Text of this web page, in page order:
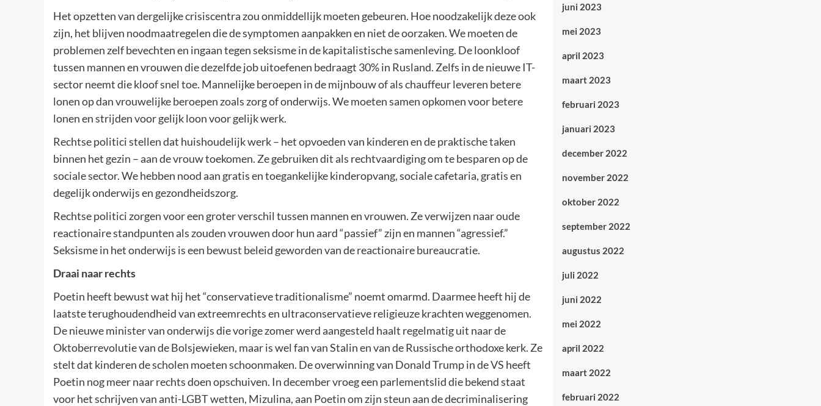
Het opzetten van dergelijke crisiscentra zou onmiddellijk moeten gebeuren. Hoe noodzakelijk deze ook
zijn, het blijven noodmaatregelen die de symptomen aanpakken en niet de oorzaken. We moeten de
problemen zelf bevechten en ingaan tegen seksisme in de kapitalistische samenleving. De loonkloof
tussen mannen en vrouwen die dezelfde job uitoefenen bedraagt 30% in Rusland. Zelfs in de nieuwe IT-
sector neemt die kloof snel toe. Mannelijke beroepen in de mijnbouw of als chauffeur leveren betere
lonen op dan vrouwelijke beroepen zoals zorg of onderwijs. We moeten samen opkomen voor betere
lonen en strijden voor gelijk loon voor gelijk werk.
Rechtse politici stellen dat huishoudelijk werk – het opvoeden van kinderen en de praktische taken
binnen het gezin – aan de vrouw toekomen. Ze gebruiken dit als rechtvaardiging om te besparen op de
sociale sector. We hebben nood aan gratis en toegankelijke kinderopvang, sociale cafetaria, gratis en
degelijk onderwijs en gezondheidszorg.
Rechtse politici zorgen voor een groter verschil tussen mannen en vrouwen. Ze verwijzen naar oude
reactionaire standpunten als zouden vrouwen door hun aard “passief” zijn en mannen “agressief.”
Seksisme in het onderwijs is een bewust beleid geworden van de reactionaire bureaucratie.
Draai naar rechts
Poetin heeft bewust wat hij het “conservatieve traditionalisme” noemt omarmd. Daarmee heeft hij de
laatste terughoudendheid van extreemrechts en ultraconservatieve religieuze krachten weggenomen.
De nieuwe minister van onderwijs die vorige zomer werd aangesteld haalt regelmatig uit naar de
Oktoberrevolutie van de Bolsjewieken, maar is wel fan van Stalin en van de Russische orthodoxe kerk. Ze
stelt dat kinderen de scholen moeten schoonmaken. De overwinning van Donald Trump in de VS heeft
Poetin nog meer naar rechts doen opschuiven. In december vroeg een parlementslid die bekend staat
voor het schrijven van anti-LGBT wetten, Mizulina, aan Poetin om zijn steun aan de decriminalisering
juni 2023
mei 2023
april 2023
maart 2023
februari 2023
januari 2023
december 2022
november 2022
oktober 2022
september 2022
augustus 2022
juli 2022
juni 2022
mei 2022
april 2022
maart 2022
februari 2022